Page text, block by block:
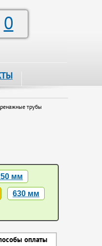
0
трубы
мм
630 мм
оплаты